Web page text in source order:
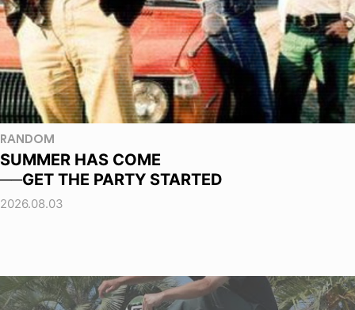
RANDOM
SUMMER HAS COME
──GET THE PARTY STARTED
2026.08.03